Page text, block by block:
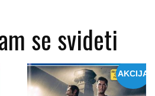
se svideti
AKCIJA